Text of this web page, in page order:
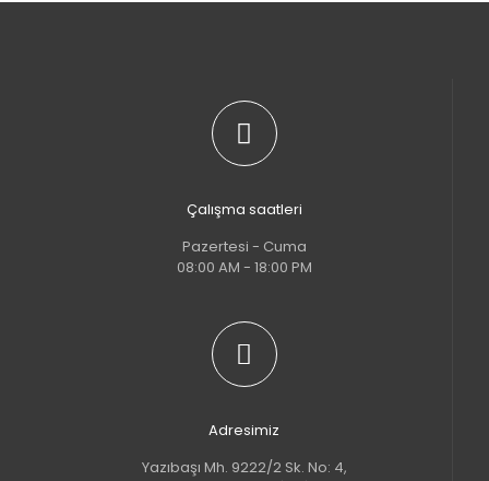
Çalışma saatleri
Pazertesi - Cuma
08:00 AM - 18:00 PM
Adresimiz
Yazıbaşı Mh. 9222/2 Sk. No: 4,